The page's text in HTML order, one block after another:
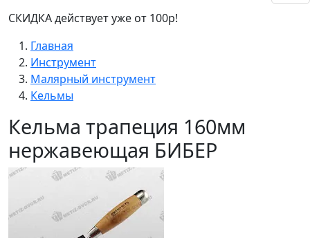
СКИДКА действует уже от 100р!
Главная
Инструмент
Малярный инструмент
Кельмы
Кельма трапеция 160мм
нержавеющая БИБЕР